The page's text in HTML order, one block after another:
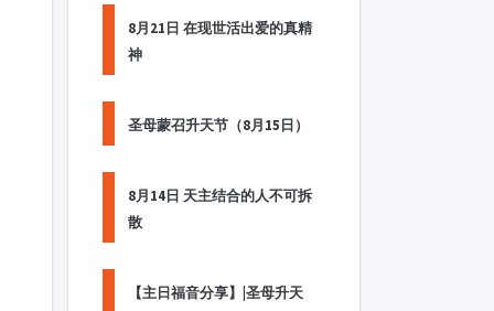
8月21日 在现世活出爱的真精
神
圣母蒙召升天节（8月15日）
8月14日 天主结合的人不可拆
散
【主日福音分享】|圣母升天